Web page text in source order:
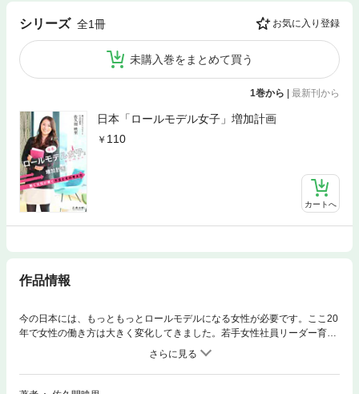
シリーズ 全1冊 お気に入り登録
未購入巻をまとめて買う
1巻から 最新刊から
日本「ロールモデル女子」増加計画
110
カートへ
作品情報
今の日本には、もっともっとロールモデルになる女性が必要です。ここ20
年で女性の働き方は大きく変化してきました。若手女性社員リーダー育成
を事業とする株式会社プラスカラーの佐久間映里が、新しい女性の生き